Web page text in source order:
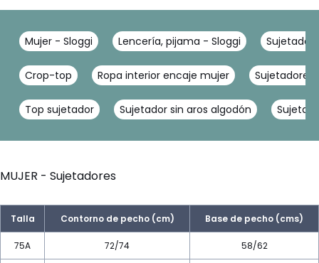
Mujer - Sloggi Lencería, pijama - Sloggi
Crop-top Ropa interior encaje mujer Sujetadores
Top sujetador Sujetador sin aros algodón
MUJER - Sujetadores
Talla Contorno de pecho (cm) Base de pecho (cms)
75A 72/74 58/62